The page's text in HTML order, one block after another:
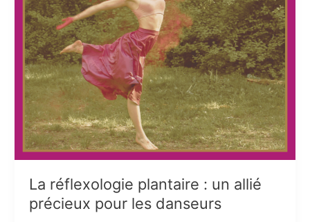
La réflexologie plantaire : un allié
précieux pour les danseurs